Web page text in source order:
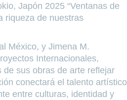
Japón 2025 “Ventanas de
riqueza de nuestras
México, y Jimena M.
Internacionales,
sus obras de arte reflejar
conectará el talento artístico
entre culturas, identidad y